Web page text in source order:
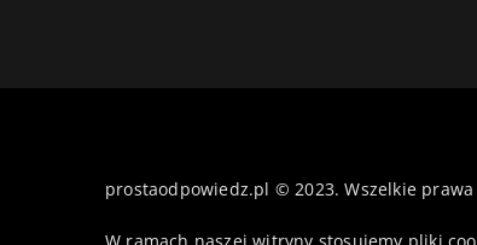
prostaodpowiedz.pl © 2023. Wszelkie